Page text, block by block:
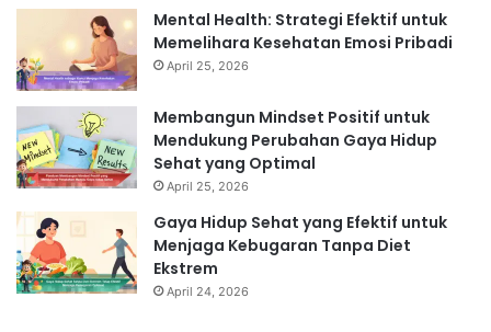
Mental Health: Strategi Efektif untuk
Memelihara Kesehatan Emosi Pribadi
April 25, 2026
Membangun Mindset Positif untuk
Mendukung Perubahan Gaya Hidup
Sehat yang Optimal
April 25, 2026
Gaya Hidup Sehat yang Efektif untuk
Menjaga Kebugaran Tanpa Diet
Ekstrem
April 24, 2026